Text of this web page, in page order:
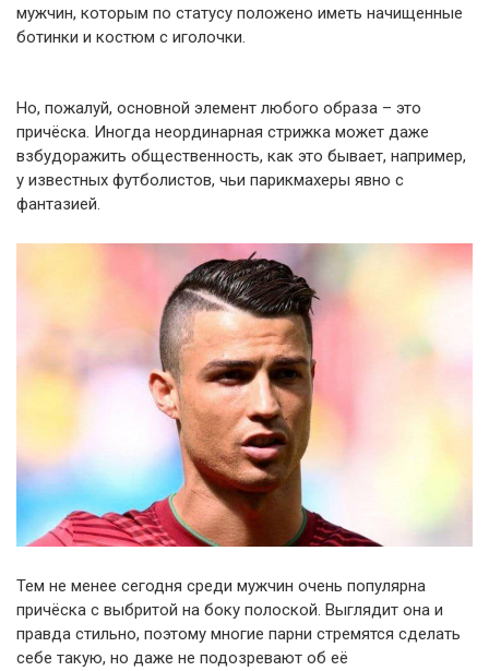
мужчин, которым по статусу положено иметь начищенные
ботинки и костюм с иголочки.
Но, пожалуй, основной элемент любого образа – это
причёска. Иногда неординарная стрижка может даже
взбудоражить общественность, как это бывает, например,
у известных футболистов, чьи парикмахеры явно с
фантазией.
Тем не менее сегодня среди мужчин очень популярна
причёска с выбритой на боку полоской. Выглядит она и
правда стильно, поэтому многие парни стремятся сделать
себе такую, но даже не подозревают об её